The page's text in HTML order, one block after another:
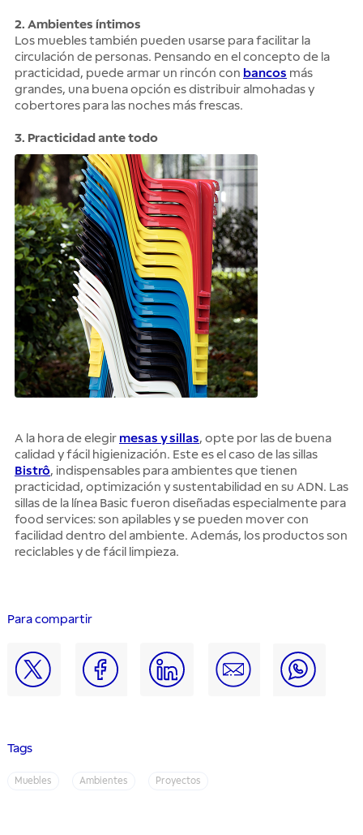
Para compartir
Tags
Muebles Ambientes Proyectos
2. Ambientes íntimos
Los muebles también pueden usarse para facilitar la
circulación de personas. Pensando en el concepto de la
practicidad, puede armar un rincón con bancos más
grandes, una buena opción es distribuir almohadas y
cobertores para las noches más frescas.
3. Practicidad ante todo
A la hora de elegir mesas y sillas, opte por las de buena
calidad y fácil higienización. Este es el caso de las sillas
Bistrô, indispensables para ambientes que tienen
practicidad, optimización y sustentabilidad en su ADN. Las
sillas de la línea Basic fueron diseñadas especialmente para
food services: son apilables y se pueden mover con
facilidad dentro del ambiente. Además, los productos son
reciclables y de fácil limpieza.